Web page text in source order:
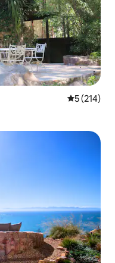
Évaluation
5 (214)